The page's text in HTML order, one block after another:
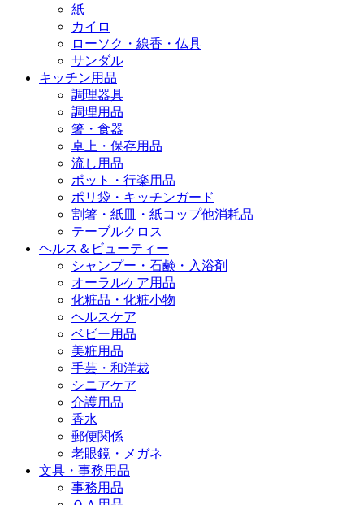
紙
カイロ
ローソク・線香・仏具
サンダル
キッチン用品
調理器具
調理用品
箸・食器
卓上・保存用品
流し用品
ポット・行楽用品
ポリ袋・キッチンガード
割箸・紙皿・紙コップ他消耗品
テーブルクロス
ヘルス＆ビューティー
シャンプー・石鹸・入浴剤
オーラルケア用品
化粧品・化粧小物
ヘルスケア
ベビー用品
美粧用品
手芸・和洋裁
シニアケア
介護用品
香水
郵便関係
老眼鏡・メガネ
文具・事務用品
事務用品